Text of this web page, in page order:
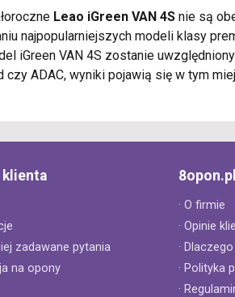
Leao iGreen VAN 4S nie są
najpopularniejszych modeli klasy
iGreen VAN 4S zostanie
ADAC, wyniki pojawią się w tym
klienta
zadawane pytania
na opony
8opon.pl
· O firmie
· Opinie
·
· Polityka
·